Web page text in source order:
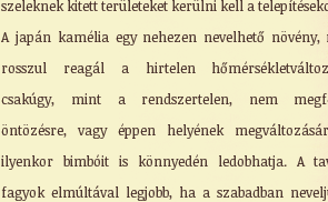
szeleknek kitett területeket kerülni kell a
A japán kamélia egy nehezen nevelhető növény,
rosszul reagál a hirtelen
csakúgy, mint a rendszertelen, nem
öntözésre, vagy éppen helyének
ilyenkor bimbóit is könnyedén ledobhatja. A
fagyok elmúltával legjobb, ha a szabadban